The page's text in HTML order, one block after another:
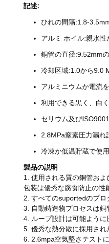
記述:
ひれの間隔:1.8-
アルミ ホイル:親水性
銅管の直径:9.52mm
冷却区域:1.0から9.0
アルミニウムか電流
利用できる黒く、白
セリウム及び
2.8MPa窒素圧力漏れ
冷凍か低温貯蔵で使
製品の説明
1. 使用される質の銅管お
包装は優秀な腐食防止の性
2. すべてのsuportedのプロ
3. 自動鋳造物プロセスは銅
4. ループ設計は可能ように
5. 優秀な熱分散に採用され
6. 2.6mpa空気堅さテスト